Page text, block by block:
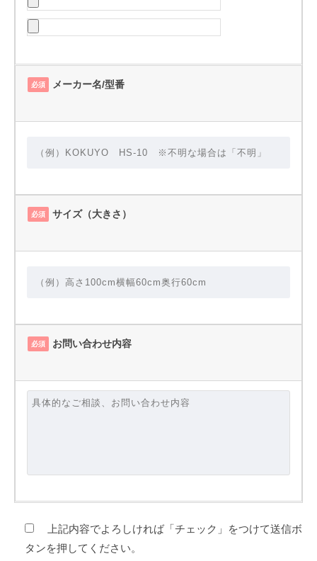
必須 メーカー名/型番
必須 サイズ（大きさ）
必須 お問い合わせ内容
上記内容でよろしければ「チェック」をつけて送信ボ
タンを押してください。